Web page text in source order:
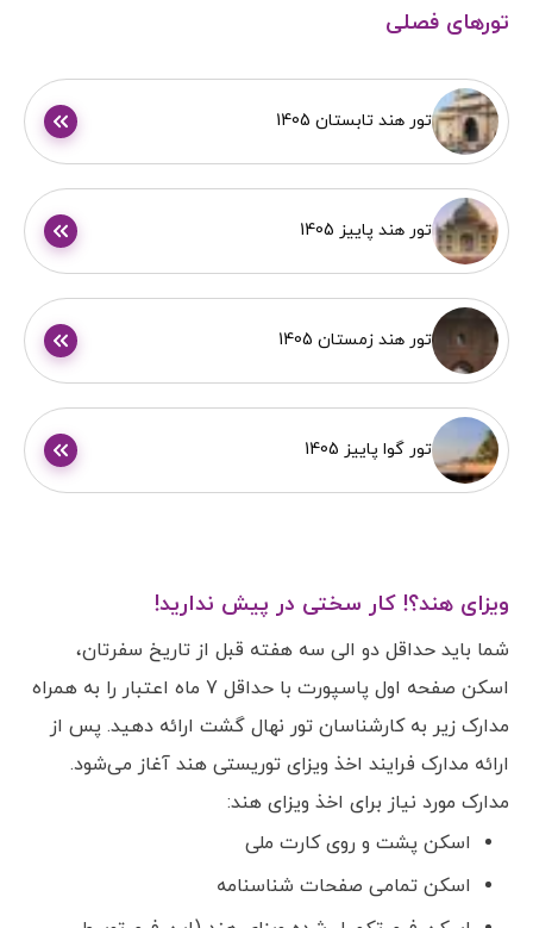
تورهای فصلی
تور هند تابستان 1405
تور هند پاییز 1405
تور هند زمستان 1405
تور گوا پاییز 1405
ویزای هند؟! کار سختی در پیش ندارید!
شما باید حداقل دو الی سه هفته قبل از تاریخ سفرتان،
اسکن صفحه اول پاسپورت با حداقل 7 ماه اعتبار را به همراه
مدارک زیر به کارشناسان تور نهال گشت ارائه دهید. پس از
ارائه مدارک فرایند اخذ ویزای توریستی هند آغاز می‌شود.
مدارک مورد نیاز برای اخذ ویزای هند:
اسکن پشت و روی کارت ملی
اسکن تمامی صفحات شناسنامه